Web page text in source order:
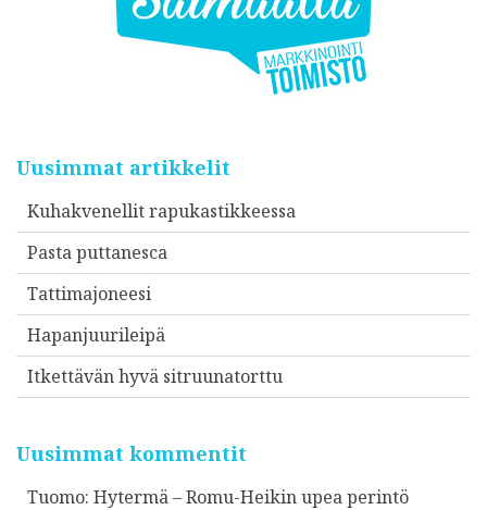
Uusimmat artikkelit
Kuhakvenellit rapukastikkeessa
Pasta puttanesca
Tattimajoneesi
Hapanjuurileipä
Itkettävän hyvä sitruunatorttu
Uusimmat kommentit
Tuomo: Hytermä – Romu-Heikin upea perintö